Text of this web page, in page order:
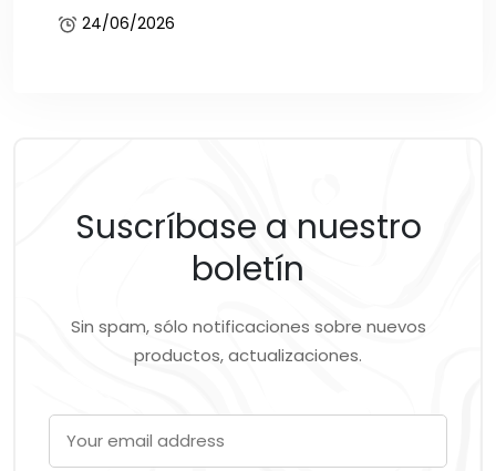
24/06/2026
Suscríbase a nuestro
boletín
Sin spam, sólo notificaciones sobre nuevos
productos, actualizaciones.